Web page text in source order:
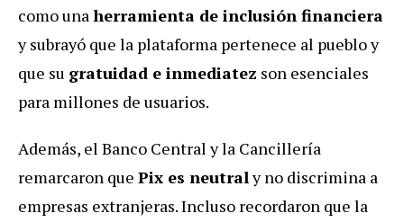
como unaherramienta de inclusión financiera
y subrayó que la plataforma pertenece al pueblo y
que su gratuidad e inmediatez son esenciales
para millones de usuarios.
Además, el Banco Central y la Cancillería
remarcaron que Pix es neutraly no discrimina a
empresas extranjeras. Incluso recordaron que la